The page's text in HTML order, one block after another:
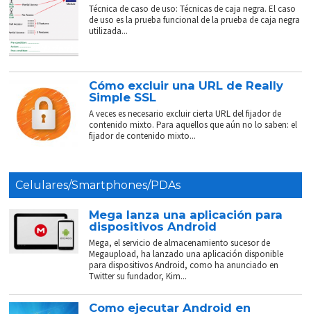
Técnica de caso de uso: Técnicas de caja negra. El caso
de uso es la prueba funcional de la prueba de caja negra
utilizada...
Cómo excluir una URL de Really
Simple SSL
A veces es necesario excluir cierta URL del fijador de
contenido mixto. Para aquellos que aún no lo saben: el
fijador de contenido mixto...
Celulares/Smartphones/PDAs
Mega lanza una aplicación para
dispositivos Android
Mega, el servicio de almacenamiento sucesor de
Megaupload, ha lanzado una aplicación disponible
para dispositivos Android, como ha anunciado en
Twitter su fundador, Kim...
Como ejecutar Android en